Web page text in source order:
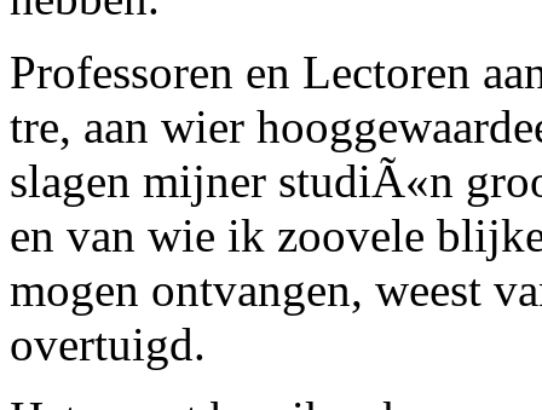
Professoren en Lectoren
tre, aan wier
slagen mijner studiÃ«n
en van wie ik zoovele
mogen ontvangen, weest
overtuigd.